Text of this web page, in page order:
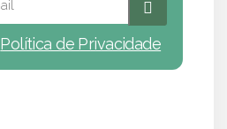
Política de Privacidade